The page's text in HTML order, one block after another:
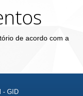
de acordo com a
- GID